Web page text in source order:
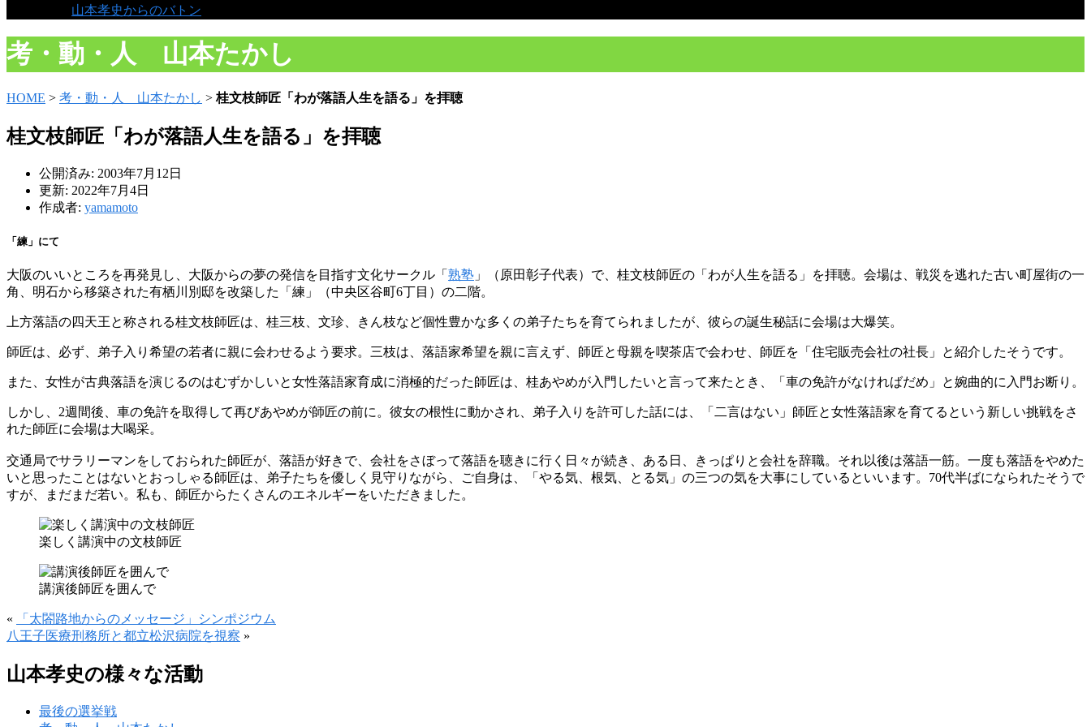
山本孝史からのバトン
考・動・人 山本たかし
HOME > 考・動・人 山本たかし > 桂文枝師匠「わが落語人生を語る」を拝聴
桂文枝師匠「わが落語人生を語る」を拝聴
公開済み: 2003年7月12日
更新: 2022年7月4日
作成者: yamamoto
「練」にて
大阪のいいところを再発見し、大阪からの夢の発信を目指す文化サークル「 熟塾 」（原田彰子代表）で、桂文枝師匠の「わが人生を語る」を拝聴。会場は、戦災を逃れた古い町屋街の一
角、明石から移築された有栖川別邸を改築した「練」（中央区谷町6丁目）の二階。
上方落語の四天王と称される桂文枝師匠は、桂三枝、文珍、きん枝など個性豊かな多くの弟子たちを育てられましたが、彼らの誕生秘話に会場は大爆笑。
師匠は、必ず、弟子入り希望の若者に親に会わせるよう要求。三枝は、落語家希望を親に言えず、師匠と母親を喫茶店で会わせ、師匠を「住宅販売会社の社長」と紹介したそうです。
また、女性が古典落語を演じるのはむずかしいと女性落語家育成に消極的だった師匠は、桂あやめが入門したいと言って来たとき、「車の免許がなければだめ」と婉曲的に入門お断り。
しかし、2週間後、車の免許を取得して再びあやめが師匠の前に。彼女の根性に動かされ、弟子入りを許可した話には、「二言はない」師匠と女性落語家を育てるという新しい挑戦をさ
れた師匠に会場は大喝采。
交通局でサラリーマンをしておられた師匠が、落語が好きで、会社をさぼって落語を聴きに行く日々が続き、ある日、きっぱりと会社を辞職。それ以後は落語一筋。一度も落語をやめた
いと思ったことはないとおっしゃる師匠は、弟子たちを優しく見守りながら、ご自身は、「やる気、根気、とる気」の三つの気を大事にしているといいます。70代半ばになられたそうで
すが、まだまだ若い。私も、師匠からたくさんのエネルギーをいただきました。
楽しく講演中の文枝師匠
講演後師匠を囲んで
«
「太閤路地からのメッセージ」シンポジウム
八王子医療刑務所と都立松沢病院を視察 »
山本孝史の様々な活動
最後の選挙戦